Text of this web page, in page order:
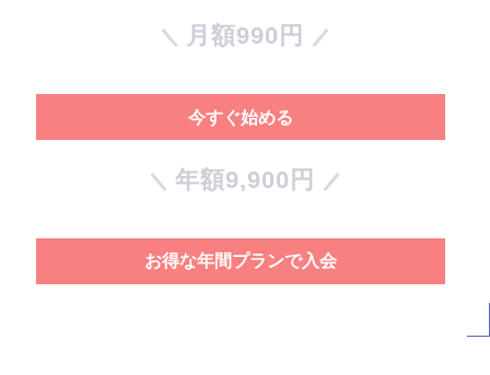
月額990円
今すぐ始める
年額9,900円
お得な年間プランで入会